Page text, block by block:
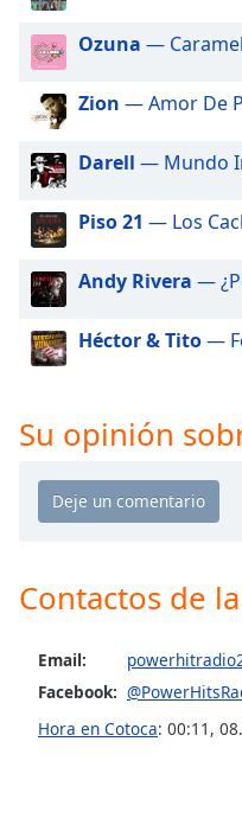
Picture-
in-
Picture
Fullscreen
This
window.
Beginning
dialog
window.
cancel
close
Text
Opacity
Ozuna —
Zion — Amor De
Darell — Mundo
Piso 21 — Los
Andy Rivera —
Héctor & Tito—
Su opinión
Contactos de
Email:
Facebook:
Hora en Cotoca: 00:11 ,